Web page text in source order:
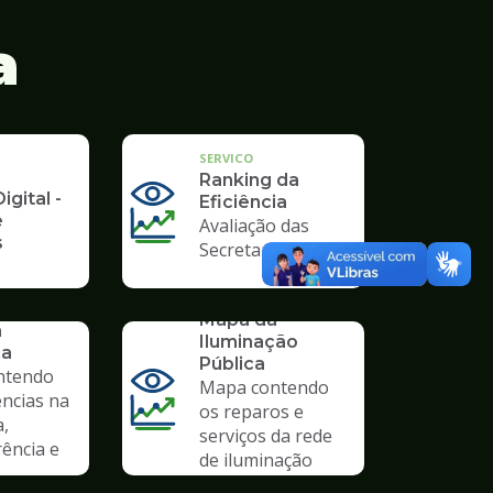
-
SERVICO
Ranking da
Eficiência
Avaliação das
Secretarias
na
e
Mapa da
Iluminação
Pública
Mapa contendo
os reparos e
serviços da rede
de iluminação